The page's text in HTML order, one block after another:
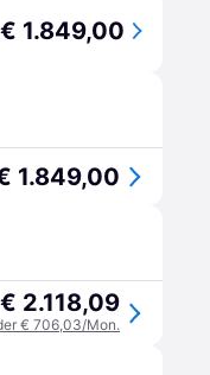
€ 1.849,00
1.849,00
€ 2.118,09
€ 706,03/Mon.